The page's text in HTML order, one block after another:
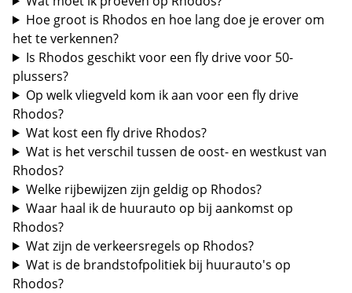
Hoe groot is Rhodos en hoe lang doe je erover om
het te verkennen?
Is Rhodos geschikt voor een fly drive voor 50-
plussers?
Op welk vliegveld kom ik aan voor een fly drive
Rhodos?
Wat kost een fly drive Rhodos?
Wat is het verschil tussen de oost- en westkust van
Rhodos?
Welke rijbewijzen zijn geldig op Rhodos?
Waar haal ik de huurauto op bij aankomst op
Rhodos?
Wat zijn de verkeersregels op Rhodos?
Wat is de brandstofpolitiek bij huurauto's op
Rhodos?